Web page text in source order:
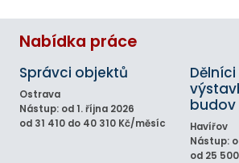
Nabídka práce
Správci objektů
Ostrava
Nástup: od 1. října 2026
od 31 410 do 40 310 Kč/měsíc
budov
Havířov
Nástup:
od 25